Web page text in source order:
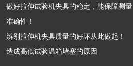
做好拉伸试验机夹具的稳定，能保障测量
准确性！
辨别拉伸机夹具质量的好坏从此做起！
造成高低试验温箱堵塞的原因